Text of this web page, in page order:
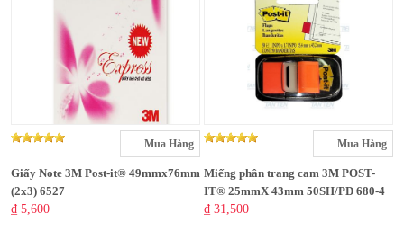
Mua Hàng
Giấy Note 3M Post-it® 49mmx76mm
(2x3) 6527
₫ 5,600
Mua Hàng
Miếng phân trang cam 3M POST-
IT® 25mmX 43mm 50SH/PD 680-4
₫ 31,500